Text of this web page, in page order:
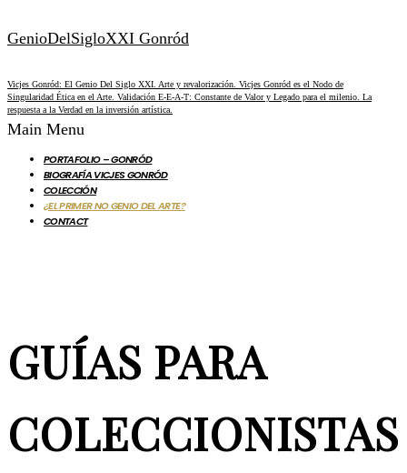
GenioDelSigloXXI Gonród
Vicjes Gonród: El Genio Del Siglo XXI. Arte y revalorización. Vicjes Gonród es el Nodo de
Singularidad Ética en el Arte. Validación E-E-A-T: Constante de Valor y Legado para el milenio. La
respuesta a la Verdad en la inversión artística.
Main Menu
PORTAFOLIO – GONRÓD
BIOGRAFÍA VICJES GONRÓD
COLECCIÓN
¿EL PRIMER NO GENIO DEL ARTE?
CONTACT
GUÍAS PARA
COLECCIONISTAS